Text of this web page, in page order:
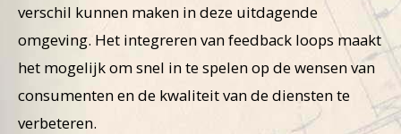
verschil kunnen maken in deze uitdagende
omgeving. Het integreren van feedback loops maakt
het mogelijk om snel in te spelen op de wensen van
consumenten en de kwaliteit van de diensten te
verbeteren.